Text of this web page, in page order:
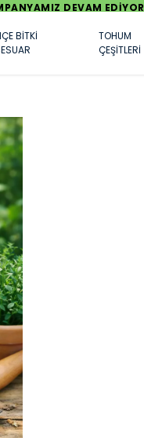
DEVAM EDİYOR
BİTKİ
TOHUM
ÇEŞİTLERİ